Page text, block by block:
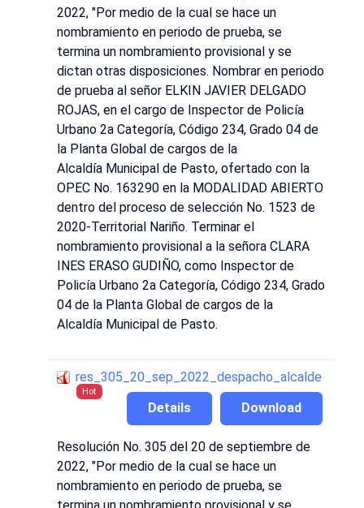
2022, "Por medio de la cual se hace un
nombramiento en periodo de prueba, se
termina un nombramiento provisional y se
dictan otras disposiciones. Nombrar en periodo
de prueba al señor ELKIN JAVIER DELGADO
ROJAS, en el cargo de Inspector de Policía
Urbano 2a Categoría, Código 234, Grado 04 de
la Planta Global de cargos de la
Alcaldía Municipal de Pasto, ofertado con la
OPEC No. 163290 en la MODALIDAD ABIERTO
dentro del proceso de selección No. 1523 de
2020-Territorial Nariño. Terminar el
nombramiento provisional a la señora CLARA
INES ERASO GUDIÑO, como Inspector de
Policía Urbano 2a Categoría, Código 234, Grado
04 de la Planta Global de cargos de la
Alcaldía Municipal de Pasto.
res_305_20_sep_2022_despacho_alcalde
Hot
Download
Details
Resolución No. 305 del 20 de septiembre de
2022, "Por medio de la cual se hace un
nombramiento en periodo de prueba, se